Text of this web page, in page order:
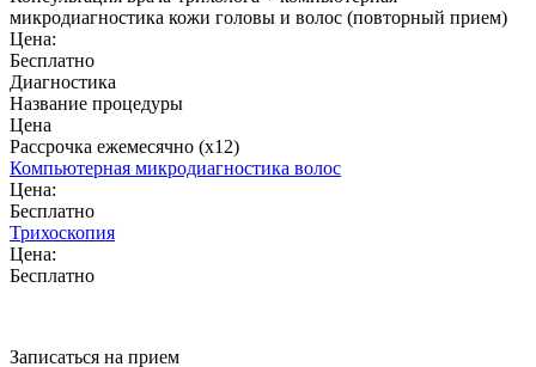
микродиагностика кожи головы и волос (повторный прием)
Цена:
Бесплатно
Диагностика
Название процедуры
Цена
Рассрочка ежемесячно (x12)
Компьютерная микродиагностика волос
Цена:
Бесплатно
Трихоскопия
Цена:
Бесплатно
Записаться на прием